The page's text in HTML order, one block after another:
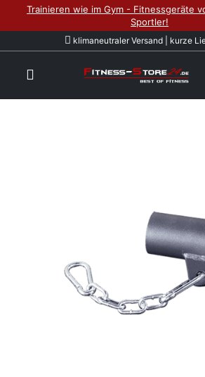
Trainieren wie im Gym - Fitnessgeräte
Sportler!
klimaneutraler Versand | kurze